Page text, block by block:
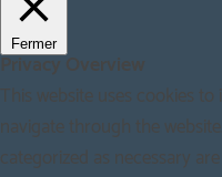
Fermer
Privacy Overview
This website uses cookies
navigate through the
categorized as necessary